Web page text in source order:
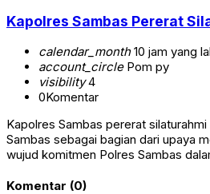
Kapolres Sambas Pererat
calendar_month10 jam yang
account_circlePom py
visibility4
0Komentar
Kapolres Sambas pererat
Sambas sebagai bagian dari upaya
wujud komitmen Polres Sambas
Komentar (0)